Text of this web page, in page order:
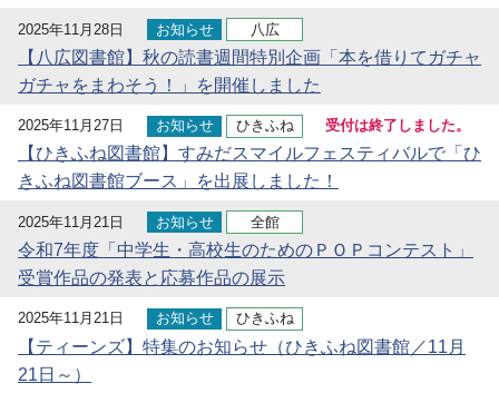
2025年11月28日 お知らせ 八広
【八広図書館】秋の読書週間特別企画「本を借りてガチャ
ガチャをまわそう！」を開催しました
2025年11月27日 お知らせ ひきふね 受付は終了しました。
【ひきふね図書館】すみだスマイルフェスティバルで「ひ
きふね図書館ブース」を出展しました！
2025年11月21日 お知らせ 全館
令和7年度「中学生・高校生のためのＰＯＰコンテスト」
受賞作品の発表と応募作品の展示
2025年11月21日 お知らせ ひきふね
【ティーンズ】特集のお知らせ（ひきふね図書館／11月
21日～）